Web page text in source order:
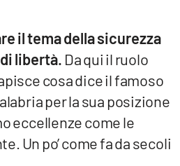
il tema della sicurezza
libertà. Da qui il ruolo
cosa dice il famoso
per la sua posizione
eccellenze come le
Un po’ come fa da secoli